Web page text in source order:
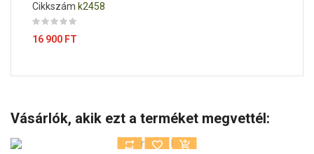
Cikkszám k2458
Ár
16 900 FT
Vásárlók, akik ezt a terméket megvettél: